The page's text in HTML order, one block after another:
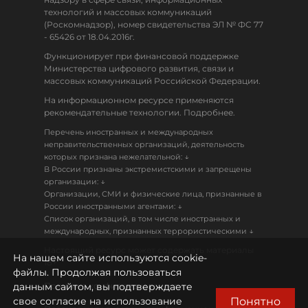
технологий и массовых коммуникаций
(Роскомнадзор), номер свидетельства ЭЛ № ФС 77
- 65426 от 18.04.2016г.
Функционирует при финансовой поддержке
Министерства цифрового развития, связи и
массовых коммуникаций Российской Федерации.
На информационном ресурсе применяются
рекомендательные технологии. Подробнее.
Перечень иностранных и международных
неправительственных организаций, деятельность
которых признана нежелательной: ↓
В России признаны экстремистскими и запрещены
организации: ↓
Организации, СМИ и физические лица, признанные в
России иностранными агентами: ↓
Список организаций, в том числе иностранных и
международных, признанных террористическими ↓
18+
Политика конфиденциальности
На нашем сайте используются cookie-
файлы. Продолжая пользоваться
данным сайтом, вы подтверждаете
свое согласие на использование
Понятно